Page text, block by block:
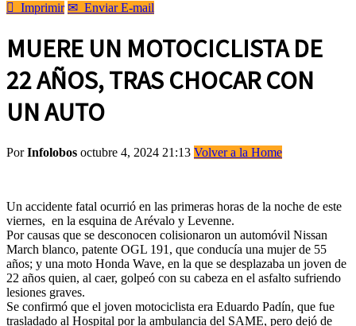
 Imprimir ✉ Enviar E-mail
MUERE UN MOTOCICLISTA DE
22 AÑOS, TRAS CHOCAR CON
UN AUTO
PorInfolobos octubre 4, 2024 21:13 Volver a la Home
Un accidente fatal ocurrió en las primeras horas de la noche de este
viernes, en la esquina de Arévalo y Levenne.
Por causas que se desconocen colisionaron un automóvil Nissan
March blanco, patente OGL 191, que conducía una mujer de 55
años; y una moto Honda Wave, en la que se desplazaba un joven de
22 años quien, al caer, golpeó con su cabeza en el asfalto sufriendo
lesiones graves.
Se confirmó que el joven motociclista era Eduardo Padín, que fue
trasladado al Hospital por la ambulancia del SAME, pero dejó de